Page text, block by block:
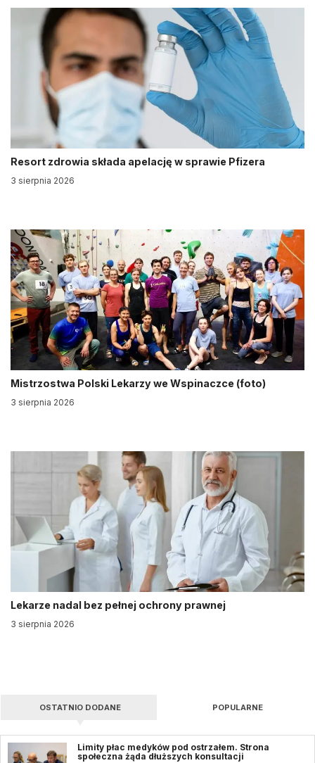
Resort zdrowia składa apelację w sprawie Pfizera
3 sierpnia 2026
Mistrzostwa Polski Lekarzy we Wspinaczce (foto)
3 sierpnia 2026
Lekarze nadal bez pełnej ochrony prawnej
3 sierpnia 2026
OSTATNIO DODANE POPULARNE
Limity płac medyków pod ostrzałem. Strona
społeczna żąda dłuższych konsultacji